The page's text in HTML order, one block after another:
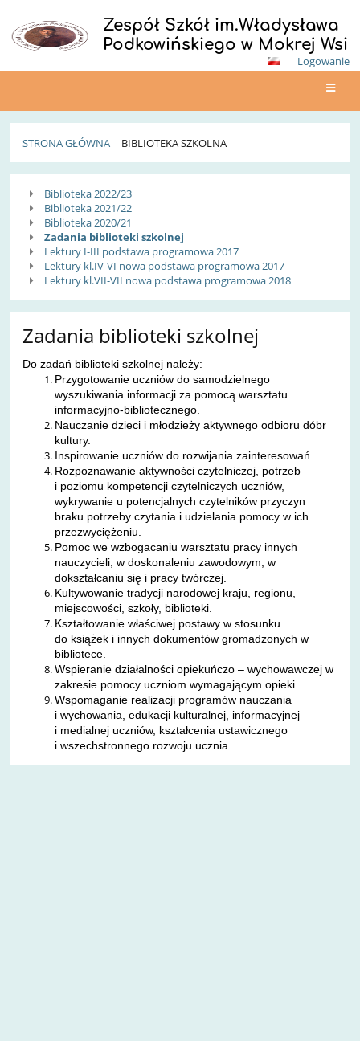
Zespół Szkół im.Władysława
Podkowińskiego w Mokrej Wsi
Logowanie
STRONA GŁÓWNA BIBLIOTEKA SZKOLNA
Biblioteka
szkolna
Biblioteka 2022/23
Biblioteka 2021/22
Biblioteka 2020/21
Zadania biblioteki szkolnej
Lektury I-III podstawa programowa 2017
Lektury kl.IV-VI nowa podstawa programowa 2017
Lektury kl.VII-VII nowa podstawa programowa 2018
Zadania biblioteki szkolnej
Do zadań biblioteki szkolnej należy:
Przygotowanie uczniów do samodzielnego
wyszukiwania informacji za pomocą warsztatu
informacyjno-bibliotecznego.
Nauczanie dzieci i młodzieży aktywnego odbioru dóbr
kultury.
Inspirowanie uczniów do rozwijania zainteresowań.
Rozpoznawanie aktywności czytelniczej, potrzeb
i poziomu kompetencji czytelniczych uczniów,
wykrywanie u potencjalnych czytelników przyczyn
braku potrzeby czytania i udzielania pomocy w ich
przezwyciężeniu.
Pomoc we wzbogacaniu warsztatu pracy innych
nauczycieli, w doskonaleniu zawodowym, w
dokształcaniu się i pracy twórczej.
Kultywowanie tradycji narodowej kraju, regionu,
miejscowości, szkoły, biblioteki.
Kształtowanie właściwej postawy w stosunku
do książek i innych dokumentów gromadzonych w
bibliotece.
Wspieranie działalności opiekuńczo – wychowawczej w
zakresie pomocy uczniom wymagającym opieki.
Wspomaganie realizacji programów nauczania
i wychowania, edukacji kulturalnej, informacyjnej
i medialnej uczniów, kształcenia ustawicznego
i wszechstronnego rozwoju ucznia.